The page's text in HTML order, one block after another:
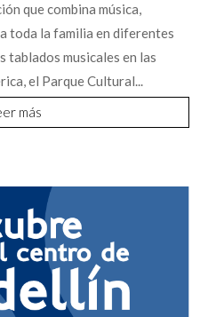
que combina música,
toda la familia en diferentes
tablados musicales en las
el Parque Cultural...
más